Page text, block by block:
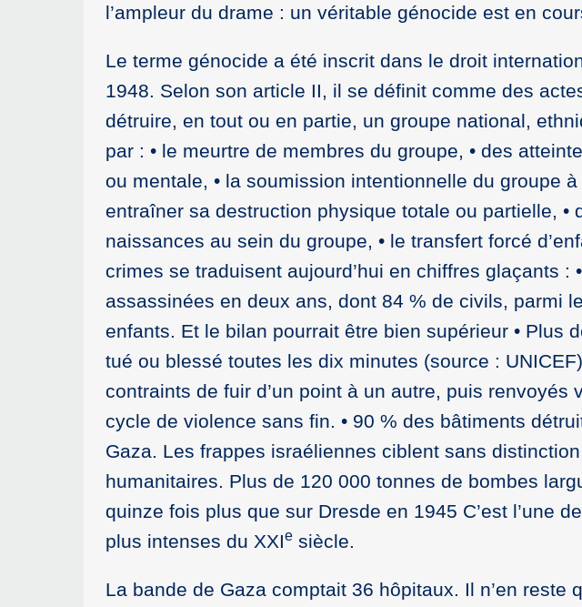
l’ampleur du drame : un véritable génocide est en
Le terme génocide a été inscrit dans le droit
1948. Selon son article II, il se définit comme des
détruire, en tout ou en partie, un groupe national,
par : • le meurtre de membres du groupe, • des
ou mentale, • la soumission intentionnelle du groupe
entraîner sa destruction physique totale ou partielle, •
naissances au sein du groupe, • le transfert forcé
crimes se traduisent aujourd’hui en chiffres glaçants :
assassinées en deux ans, dont 84 % de civils, parmi
enfants. Et le bilan pourrait être bien supérieur • Plus
tué ou blessé toutes les dix minutes (source :
contraints de fuir d’un point à un autre, puis renvoyés
cycle de violence sans fin. • 90 % des bâtiments
Gaza. Les frappes israéliennes ciblent sans
humanitaires. Plus de 120 000 tonnes de bombes
quinze fois plus que sur Dresde en 1945 C’est l’une
plus intenses du XXIe siècle.
La bande de Gaza comptait 36 hôpitaux. Il n’en reste